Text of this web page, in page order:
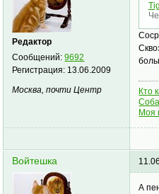
Редактор
Сообщений:9692
Регистрация: 13.06.2009
Москва, почти Центр
Кто
Моя
Войтешка
А